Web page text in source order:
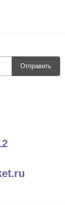
Отправить